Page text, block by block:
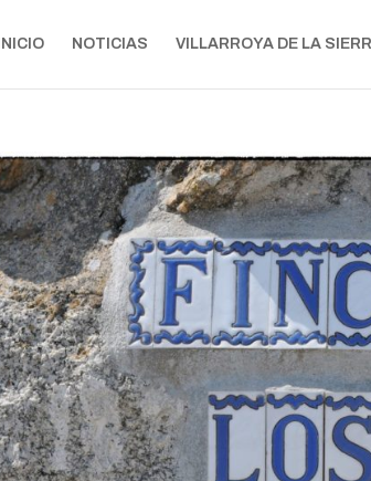
INICIO NOTICIAS VILLARROYA DE LA